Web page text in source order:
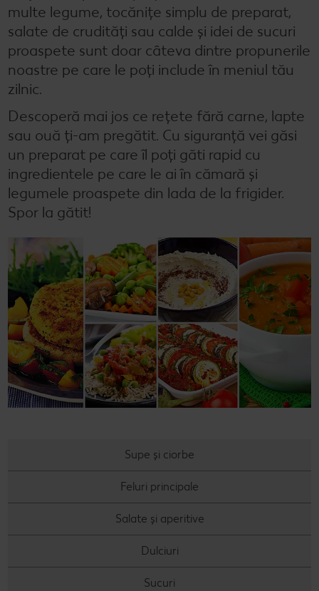
Cu Kaufland Card alimentezi ușor
Dicționar de alimente
Vreau din România
Rețete by Kitchen Affair
Ce gătim azi?
Rețete rapide
Rețete de prăjituri
Rețete cu carne
Rețete de post
Raw vegan
Codul Grataragiului NOU
Ești producător local? Te strigă Kaufland!
Ieftin și bun
Când cere ceva dulce
Marcă proprie Kaufland - și calitate și preț mic
RE:FRESH
România știe să gătească
Kaufland Livrează
Fresh
Concursuri online
Revista Kaufland - Acum și pe WhatsApp!
Click & Reserve
Stare de bine
Timp liber
multe legume, tocănițe simplu de preparat,
salate de crudități sau calde și idei de sucuri
proaspete sunt doar câteva dintre propunerile
noastre pe care le poți include în meniul tău
zilnic.
Descoperă mai jos ce rețete fără carne, lapte
sau ouă ți-am pregătit. Cu siguranță vei găsi
un preparat pe care îl poți găti rapid cu
ingredientele pe care le ai în cămară și
legumele proaspete din lada de la frigider.
Spor la gătit!
Supe și ciorbe
Feluri principale
Salate și aperitive
Dulciuri
Sucuri